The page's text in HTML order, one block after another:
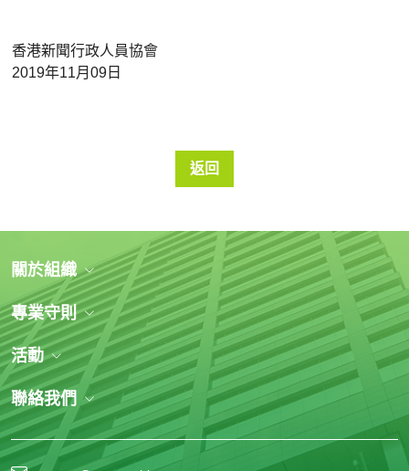
香港新聞行政人員協會
2019年11月09日
返回
關於組織
專業守則
活動
聯絡我們